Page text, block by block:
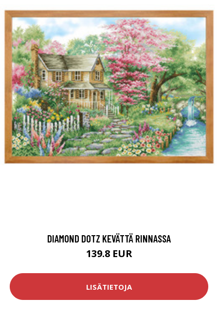
DIAMOND DOTZ KEVÄTTÄ RINNASSA
139.8 EUR
LISÄTIETOJA